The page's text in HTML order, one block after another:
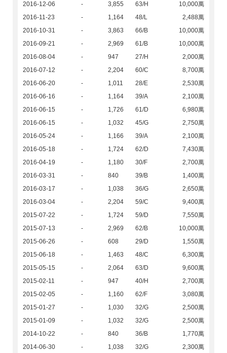
2016-12-06
- 3,855 63/H
10,000萬
2016-11-23
- 1,164 48/L
2,488萬
2016-10-31
- 3,863 66/B
10,000萬
2016-09-21
- 2,969 61/B
10,000萬
2016-08-04
- 947 27/H
2,000萬
2016-07-12
- 2,204 60/C
8,700萬
2016-06-20
- 1,011 28/E
2,530萬
2016-06-16
- 1,164 39/A
2,100萬
2016-06-15
- 1,726 61/D
6,980萬
2016-06-15
- 1,032 45/G
2,750萬
2016-05-24
- 1,166 39/A
2,100萬
2016-05-18
- 1,724 62/D
7,430萬
2016-04-19
- 1,180 30/F
2,700萬
2016-03-31
- 840 39/B
1,400萬
2016-03-17
- 1,038 36/G
2,650萬
2016-03-04
- 2,204 59/C
9,400萬
2015-07-22
- 1,724 59/D
7,550萬
2015-07-13
- 2,969 62/B
10,000萬
2015-06-26
- 608 29/D
1,550萬
2015-06-18
- 1,463 48/C
6,300萬
2015-05-15
- 2,064 63/D
9,600萬
2015-02-11
- 947 40/H
2,700萬
2015-02-05
- 1,160 62/F
3,080萬
2015-01-27
- 1,030 32/G
2,500萬
2015-01-09
- 1,032 32/G
2,500萬
2014-10-22
- 840 36/B
1,770萬
2014-06-30
- 1,038 32/G
2,300萬